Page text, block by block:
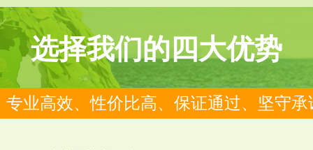
选择我们的四大优势
专业高效、性价比高、保证通过、坚守承